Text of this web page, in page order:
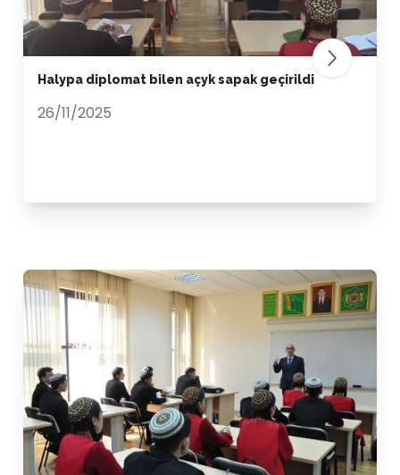
Halypa diplomat bilen açyk sapak geçirildi
26/11/2025